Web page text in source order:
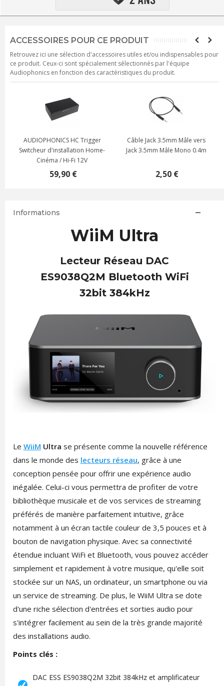
ACCESSOIRES POUR CE PRODUIT
Retrouvez ici une sélection d'accessoires utiles et/ou indispensables pour
ce produit. Ceux-ci sont spécialement sélectionnés par l'équipe
Audiophonics en fonction des caractéristiques du produit.
AUDIOPHONICS HC Trigger
Switcheur d'installation Home-
Cinéma / Hi-Fi 12V
59,90 €
Câble Jack 3.5mm Mâle vers
Jack 3.5mm Mâle Mono 0.4m
2,50 €
Informations
WiiM Ultra
Lecteur Réseau DAC
ES9038Q2M Bluetooth WiFi
32bit 384kHz
Le WiiM Ultra se présente comme la nouvelle référence
dans le monde des lecteurs réseau, grâce à une
conception pensée pour offrir une expérience audio
inégalée. Celui-ci vous permettra de profiter de votre
bibliothèque musicale et de vos services de streaming
préférés de manière parfaitement intuitive, grâce
notamment à un écran tactile couleur de 3,5 pouces et à
bouton de navigation physique. Avec sa connectivité
étendue incluant WiFi et Bluetooth, vous pouvez accéder
simplement et rapidement à votre musique, qu'elle soit
stockée sur un NAS, un ordinateur, un smartphone ou via
un service de streaming. De plus, le WiiM Ultra se dote
d'une riche sélection d'entrées et sorties audio pour
s'intégrer facilement au sein de la très grande majorité
des installations audio.
Points clés :
DAC ESS ES9038Q2M 32bit 384kHz et amplificateur